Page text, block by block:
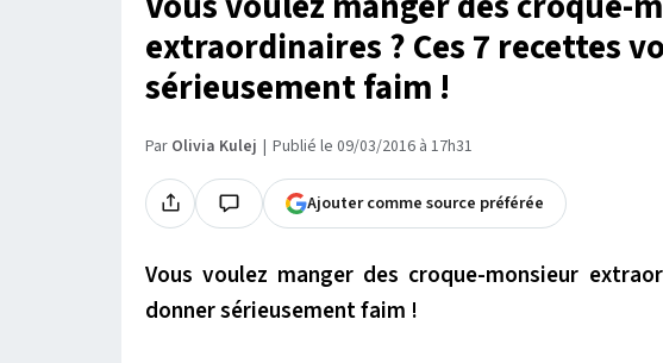
extraordinaires ? Ces 7 recettes
sérieusement faim !
Par Olivia Kulej Publié le 09/03/2016 à 17h31
Ajouter comme source préférée
Vous voulez manger des croque-monsieur
donner sérieusement faim !